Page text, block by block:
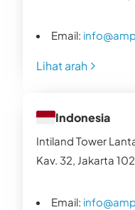
Email:
Lihat arah
Indonesia
Intiland Tower
Kav. 32, Jakarta
Email: